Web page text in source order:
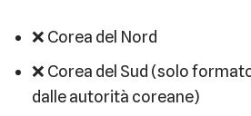
❌ Corea del Nord
❌ Corea del Sud (solo
dalle autorità coreane)